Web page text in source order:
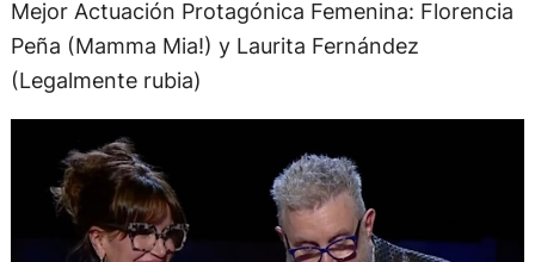
Mejor Actuación Protagónica Femenina: Florencia
Peña (Mamma Mia!) y Laurita Fernández
(Legalmente rubia)